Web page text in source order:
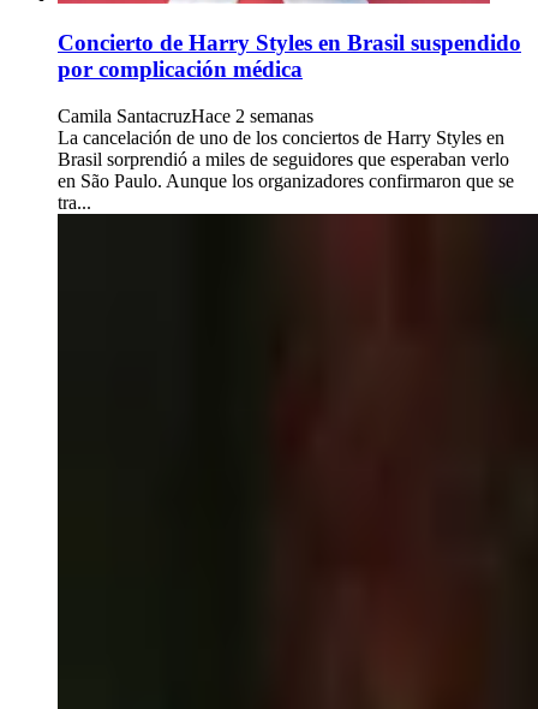
Concierto de Harry Styles en Brasil suspendido
por complicación médica
Camila SantacruzHace 2 semanas
La cancelación de uno de los conciertos de Harry Styles en
Brasil sorprendió a miles de seguidores que esperaban verlo
en São Paulo. Aunque los organizadores confirmaron que se
tra...